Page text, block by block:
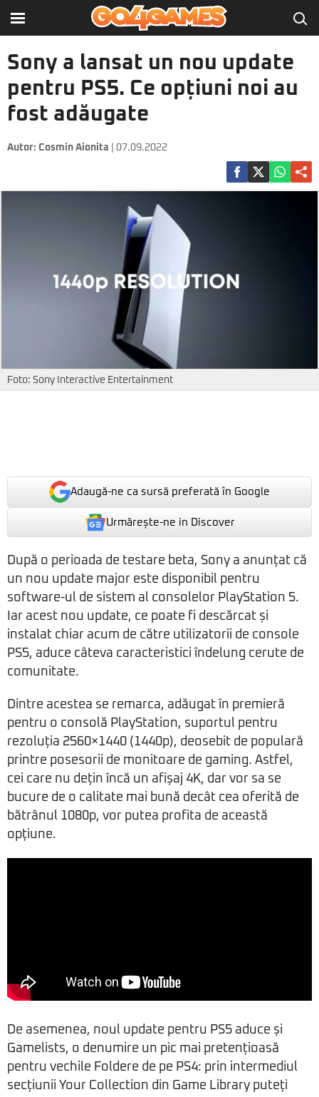
Sony a lansat un nou update
pentru PS5. Ce opțiuni noi au
fost adăugate
Autor: Cosmin Aionita | 07.09.2022
Foto: Sony Interactive Entertainment
Adaugă-ne ca sursă preferată în Google
Urmărește-ne in Discover
După o perioada de testare beta, Sony a anunțat că
un nou update major este disponibil pentru
software-ul de sistem al consolelor PlayStation 5.
Iar acest nou update, ce poate fi descărcat și
instalat chiar acum de către utilizatorii de console
PS5, aduce câteva caracteristici îndelung cerute de
comunitate.
Dintre acestea se remarca, adăugat în premieră
pentru o consolă PlayStation, suportul pentru
rezoluția 2560×1440 (1440p), deosebit de populară
printre posesorii de monitoare de gaming. Astfel,
cei care nu dețin încă un afișaj 4K, dar vor sa se
bucure de o calitate mai bună decât cea oferită de
bătrânul 1080p, vor putea profita de această
opțiune.
De asemenea, noul update pentru PS5 aduce și
Gamelists, o denumire un pic mai pretențioasă
pentru vechile Foldere de pe PS4: prin intermediul
secțiunii Your Collection din Game Library puteți